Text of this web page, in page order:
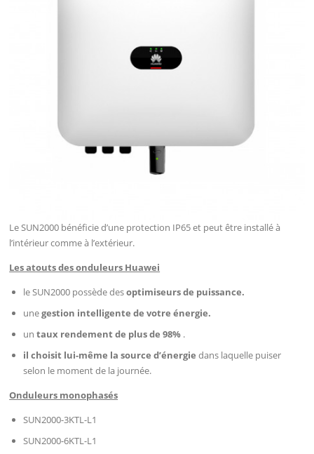
Le SUN2000 bénéficie d’une protection IP65 et peut être installé à
l’intérieur comme à l’extérieur.
Les atouts des onduleurs Huawei
le SUN2000 possède desoptimiseurs de puissance.
unegestion intelligente de votre énergie.
untaux rendement de plus de 98% .
il choisit lui-même la source d’énergie dans laquelle puiser
selon le moment de la journée.
Onduleurs monophasés
SUN2000-3KTL-L1
SUN2000-6KTL-L1